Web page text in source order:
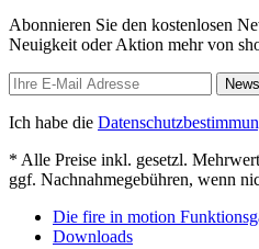
Abonnieren Sie den kostenlosen
Neuigkeit oder Aktion mehr von
Ich habe die
* Alle Preise inkl. gesetzl.
ggf. Nachnahmegebühren, wenn
Die fire in motion
Downloads